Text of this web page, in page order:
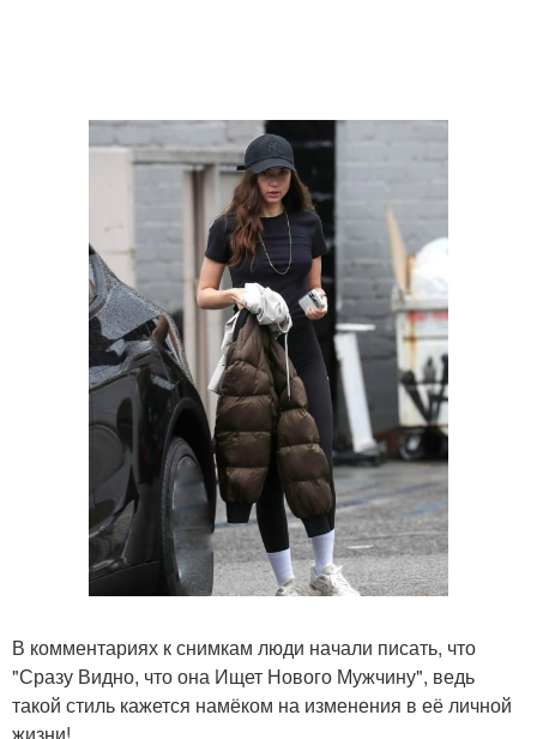
В комментариях к снимкам люди начали писать, что
"Сразу Видно, что она Ищет Нового Мужчину", ведь
такой стиль кажется намёком на изменения в её личной